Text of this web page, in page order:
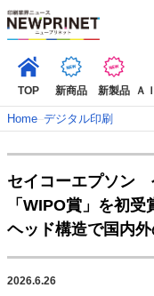
TOP 新商品 新製品 Ａ
新着記事
インタビュー
コレ
新商品
Home–デジタル印刷
セイコーエプソン
「WIPO賞」を初
ヘッド構造で国内
2026.6.26